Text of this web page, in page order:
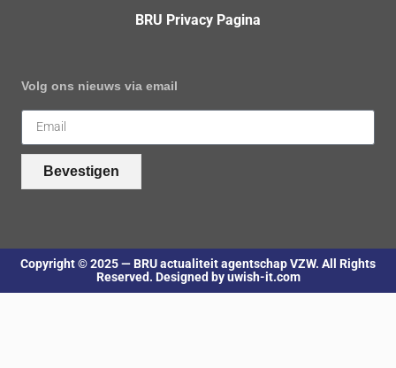
BRU Privacy Pagina
Volg ons nieuws via email
Bevestigen
Copyright © 2025 — BRU actualiteit agentschap VZW. All Rights
Reserved. Designed by uwish-it.com